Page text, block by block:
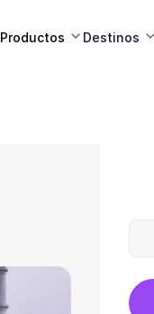
Productos Destinos